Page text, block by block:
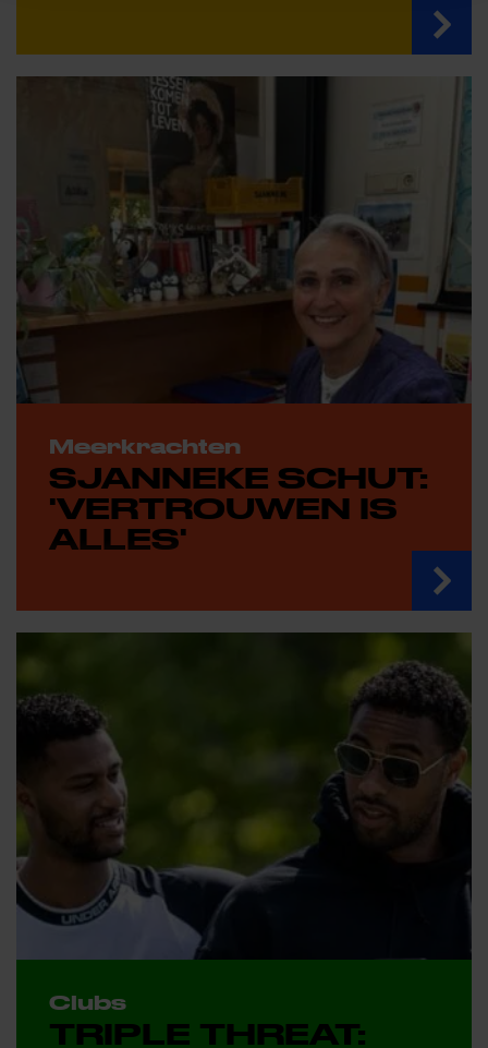
Meerkrachten
SJANNEKE SCHUT:
'VERTROUWEN IS
ALLES'
Clubs
TRIPLE THREAT: